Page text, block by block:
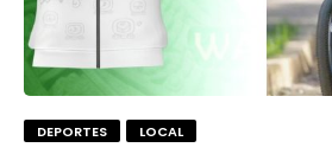
DEPORTES LOCAL